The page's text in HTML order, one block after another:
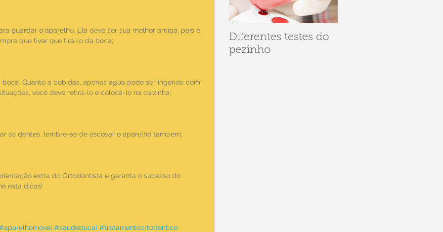
guardar o aparelho. Ela deve ser sua melhor amiga, pois é
que tiver que tirá-lo da boca;
Quanto a bebidas, apenas água pode ser ingerida com
você deve retirá-lo e colocá-lo na caixinha;
os dentes, lembre-se de escovar o aparelho também;
extra do Ortodontista e garanta o sucesso do
esta dicas!
#saudebucal #tratamentoortodontico
Diferentes testes do
pezinho